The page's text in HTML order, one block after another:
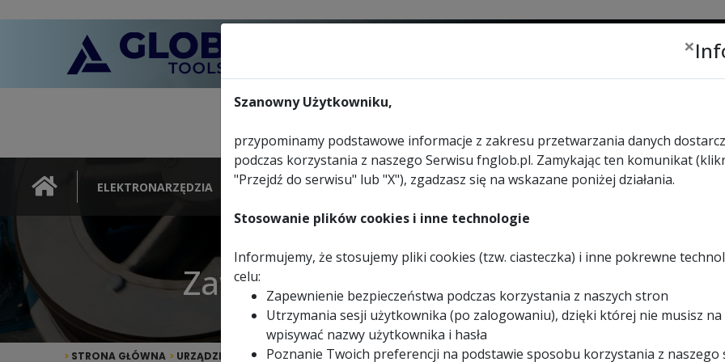
lub
ELEKTRONARZĘDZIA NARZĘDZIA
URZĄDZENIA
WYBIERZ
KONTAKT
×
Szanowny Użytkowniku,
przypominamy podstawowe informacje z zakresu przetwarzania danych
podczas korzystania z naszego Serwisu fnglob.pl. Zamykając ten komunikat
"Przejdź do serwisu" lub "X"), zgadzasz się na wskazane poniżej działania.
Stosowanie plików cookies i inne technologie
Informujemy, że stosujemy pliki cookies (tzw. ciasteczka) i inne pokrewne
celu:
Zapewnienie bezpieczeństwa podczas korzystania z naszych stron
Utrzymania sesji użytkownika (po zalogowaniu), dzięki której nie musisz
wpisywać nazwy użytkownika i hasła
Poznanie Twoich preferencji na podstawie sposobu korzystania z naszego
Zawiesie wahacza krótkie
> STRONA GŁÓWNA > URZĄDZENIA REKREACYJNE > CZĘŚCI ZAMIENNE >ZAWIESIE WAHACZA KRÓTKIE POLGLOB, POLSPORT